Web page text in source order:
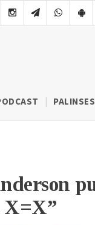
X=X”